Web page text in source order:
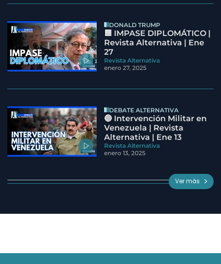
DONALD TRUMP
🟦 IMPASE DIPLOMÁTICO |
Revista Alternativa | Ene
27
Revista Alternativa
enero 27, 2025
DEBATE ALTERNATIVA
🔵 Intervención Militar en
Venezuela | Revista
Alternativa | Ene 13
Revista Alternativa
enero 13, 2025
Ver más